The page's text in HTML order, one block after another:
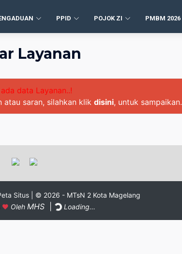
PPID POJOK ZI PMBM 2026
Layanan
data Layanan..!
atau saran, silahkan klik disini, untuk sampaikan.
Situs | © 2026 - MTsN 2 Kota Magelang
Oleh MHS Loading...